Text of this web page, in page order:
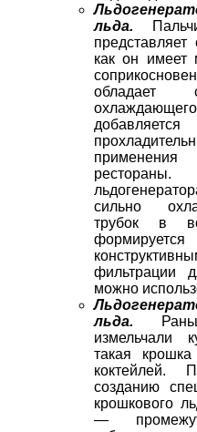
льда.
как он имеет
обладает
сильно
трубок в
фильтрации
можно
льда.
измельчали
такая
коктейлей.
созданию
крошкового
—